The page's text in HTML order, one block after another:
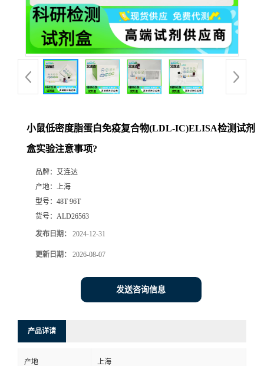
小鼠低密度脂蛋白免疫复合物(LDL-IC)ELISA检测试剂
盒实验注意事项?
品牌： 艾连达
产地： 上海
型号： 48T 96T
货号： ALD26563
发布日期： 2024-12-31
更新日期： 2026-08-07
发送咨询信息
产品详请
产地 上海